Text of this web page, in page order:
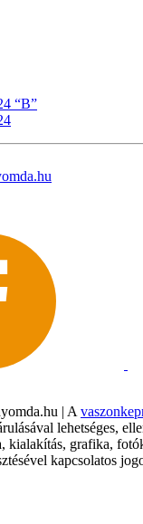
“B”
| A
lehetséges,
kialakítás, grafika,
kapcsolatos